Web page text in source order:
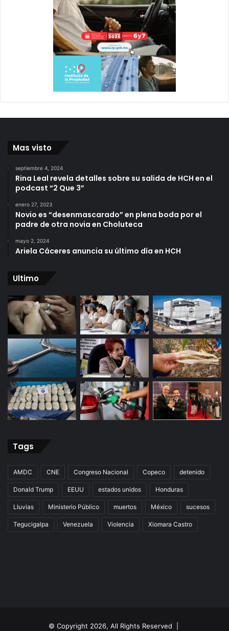
Mas visto
septiembre 4, 2024
Rina Leal revela detalles sobre su salida de HCH en el
podcast “2 Que 3”
enero 27, 2023
Novio es “desenmascarado” en plena boda por el
padre de otra novia en Choluteca
mayo 2, 2024
Ariela Cáceres anuncia su último día en HCH
Ultimo
Tags
AMDC CNE Congreso Nacional Copeco detenido
Donald Trump EEUU estados unidos Honduras
Lluvias Ministerio Público muertos México sucesos
Tegucigalpa Venezuela Violencia Xiomara Castro
© Copyright 2026, All Rights Reserved |